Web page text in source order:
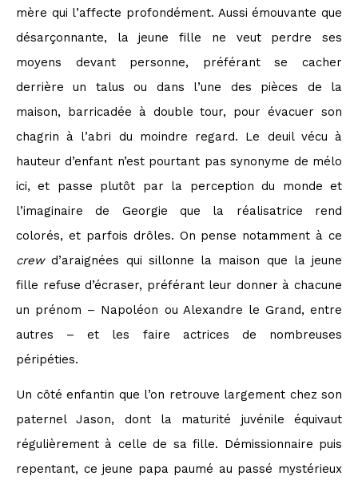
mère qui l’affecte profondément. Aussi émouvante que
désarçonnante, la jeune fille ne veut perdre ses
moyens devant personne, préférant se cacher
derrière un talus ou dans l’une des pièces de la
maison, barricadée à double tour, pour évacuer son
chagrin à l’abri du moindre regard. Le deuil vécu à
hauteur d’enfant n’est pourtant pas synonyme de mélo
ici, et passe plutôt par la perception du monde et
l’imaginaire de Georgie que la réalisatrice rend
colorés, et parfois drôles. On pense notamment à ce
crewd’araignées qui sillonne la maison que la jeune
fille refuse d’écraser, préférant leur donner à chacune
un prénom – Napoléon ou Alexandre le Grand, entre
autres – et les faire actrices de nombreuses
péripéties.
Un côté enfantin que l’on retrouve largement chez son
paternel Jason, dont la maturité juvénile équivaut
régulièrement à celle de sa fille. Démissionnaire puis
repentant, ce jeune papa paumé au passé mystérieux